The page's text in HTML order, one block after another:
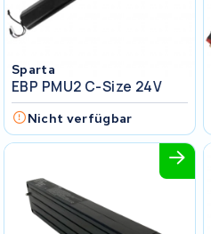
Sparta
EBP PMU2 C-Size 24V
Nicht verfügbar